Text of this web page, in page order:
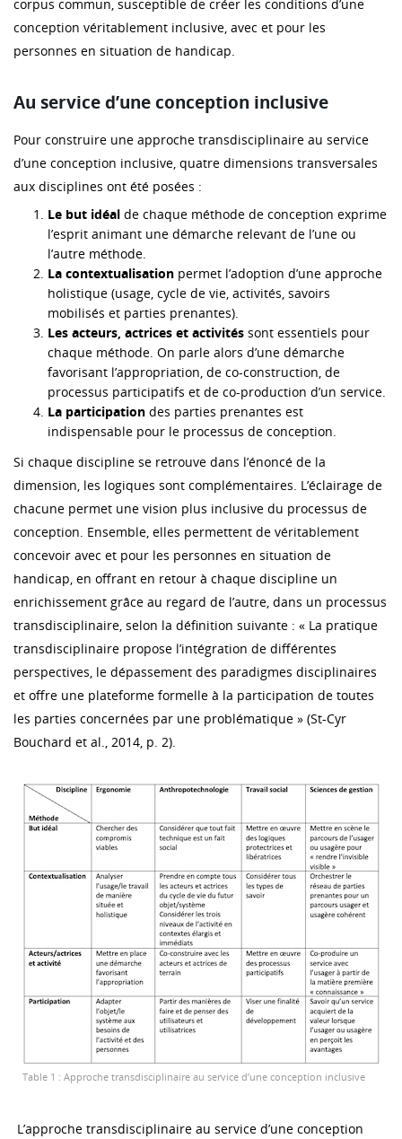
corpus commun, susceptible de créer les conditions d’une
conception véritablement inclusive, avec et pour les
personnes en situation de handicap.
Au service d’une conception inclusive
Pour construire une approche transdisciplinaire au service
d’une conception inclusive, quatre dimensions transversales
aux disciplines ont été posées :
Le but idéal de chaque méthode de conception exprime
l’esprit animant une démarche relevant de l’une ou
l’autre méthode.
La contextualisation permet l’adoption d’une approche
holistique (usage, cycle de vie, activités, savoirs
mobilisés et parties prenantes).
Les acteurs, actrices et activités sont essentiels pour
chaque méthode. On parle alors d’une démarche
favorisant l’appropriation, de co-construction, de
processus participatifs et de co-production d’un service.
La participation des parties prenantes est
indispensable pour le processus de conception.
Si chaque discipline se retrouve dans l’énoncé de la
dimension, les logiques sont complémentaires. L’éclairage de
chacune permet une vision plus inclusive du processus de
conception. Ensemble, elles permettent de véritablement
concevoir avec et pour les personnes en situation de
handicap, en offrant en retour à chaque discipline un
enrichissement grâce au regard de l’autre, dans un processus
transdisciplinaire, selon la définition suivante : « La pratique
transdisciplinaire propose l’intégration de différentes
perspectives, le dépassement des paradigmes disciplinaires
et offre une plateforme formelle à la participation de toutes
les parties concernées par une problématique » (St-Cyr
Bouchard et al., 2014, p. 2).
Table 1 : Approche transdisciplinaire au service d’une conception inclusive
L’approche transdisciplinaire au service d’une conception